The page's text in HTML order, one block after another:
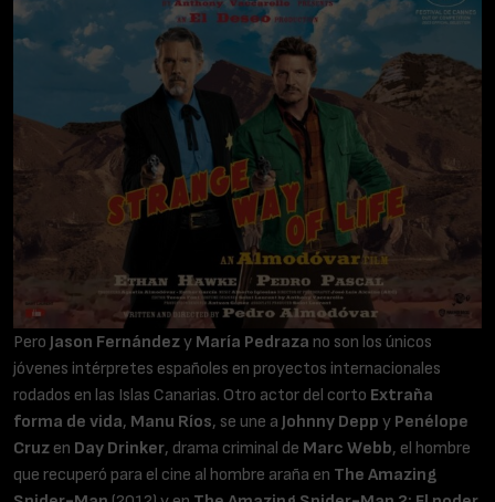
Pero Jason Fernándezy María Pedraza no son los únicos
jóvenes intérpretes españoles en proyectos internacionales
rodados en las Islas Canarias. Otro actor del corto Extraña
forma de vida, Manu Ríos, se une a Johnny Depp y Penélope
Cruz en Day Drinker, drama criminal de Marc Webb, el hombre
que recuperó para el cine al hombre araña en The Amazing